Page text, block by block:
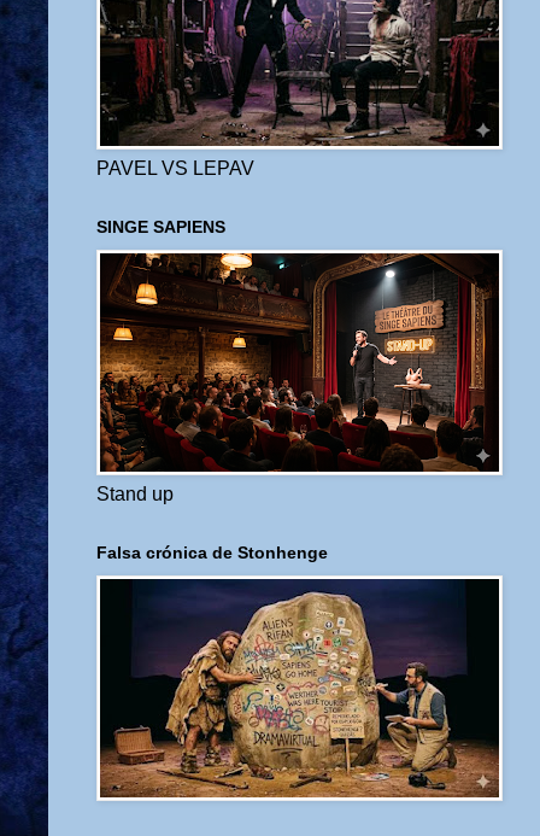
PAVEL VS LEPAV
SINGE SAPIENS
Stand up
Falsa crónica de Stonhenge